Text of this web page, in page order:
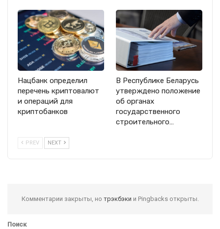
Нацбанк определил
перечень криптовалют
и операций для
криптобанков
В Республике Беларусь
утверждено положение
об органах
государственного
строительного…
PREV NEXT
Комментарии закрыты, но трэкбэки и Pingbacks открыты.
Поиск